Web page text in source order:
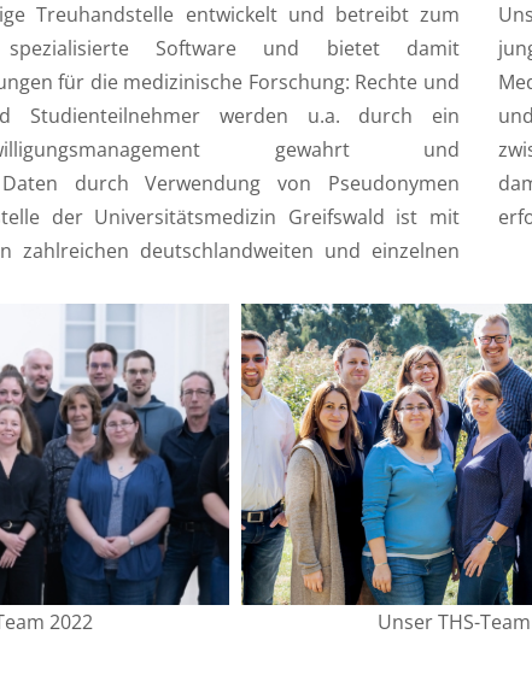
Treuhandstelle entwickelt und betreibt zum
Software und bietet damit
für die medizinische Forschung: Rechte und
Studienteilnehmer werden u.a. durch ein
gewahrt und
durch Verwendung von Pseudonymen
der Universitätsmedizin Greifswald ist mit
zahlreichen deutschlandweiten und einzelnen
2022 Unser THS-